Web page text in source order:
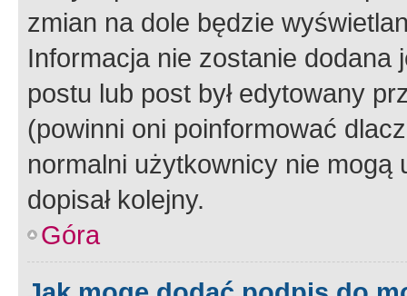
zmian na dole będzie
Informacja nie zostanie dodana
postu lub post był edytowany
(powinni oni poinformować
normalni użytkownicy nie
dopisał kolejny.
Góra